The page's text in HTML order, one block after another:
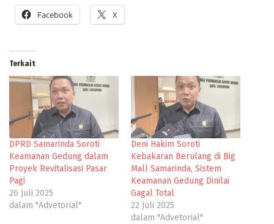
Facebook X
Terkait
DPRD Samarinda Soroti
Keamanan Gedung dalam
Proyek Revitalisasi Pasar
Pagi
26 Juli 2025
dalam "Advetorial"
Deni Hakim Soroti
Kebakaran Berulang di Big
Mall Samarinda, Sistem
Keamanan Gedung Dinilai
Gagal Total
22 Juli 2025
dalam "Advetorial"